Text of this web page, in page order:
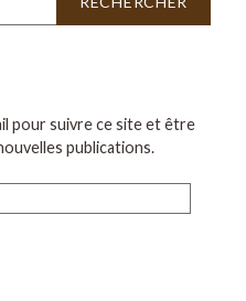
pour suivre ce site et être
publications.